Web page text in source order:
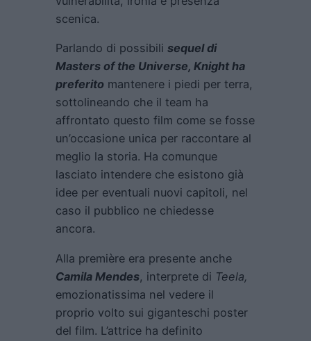
scenica.
Parlando di possibili sequel di
Masters of the Universe, Knight ha
preferito mantenere i piedi per terra,
sottolineando che il team ha
affrontato questo film come se fosse
un’occasione unica per raccontare al
meglio la storia. Ha comunque
lasciato intendere che esistono già
idee per eventuali nuovi capitoli, nel
caso il pubblico ne chiedesse
ancora.
Alla première era presente anche
Camila Mendes, interprete di Teela,
emozionatissima nel vedere il
proprio volto sui giganteschi poster
del film. L’attrice ha definito